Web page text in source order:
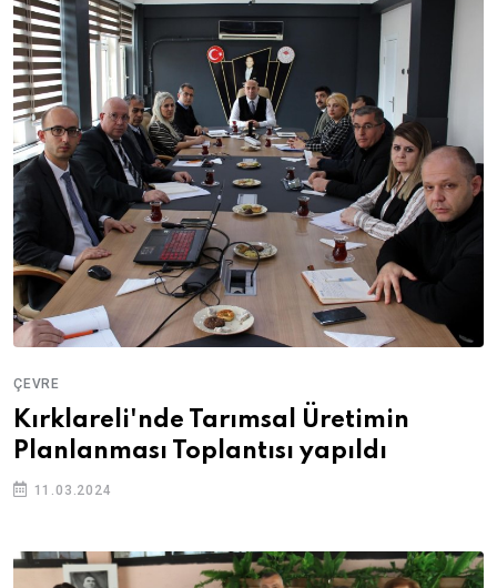
ÇEVRE
Kırklareli'nde Tarımsal Üretimin
Planlanması Toplantısı yapıldı
11.03.2024